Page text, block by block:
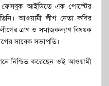
ফেসবুক আইডিতে এক পোস্টের
আওয়ামী লীগ নেতা কবির
ত্রাণ ও সমাজকল্যাণ বিষয়ক
সাবেক সভাপতি।
নিশ্চিত করেছেন ওই আওয়ামী